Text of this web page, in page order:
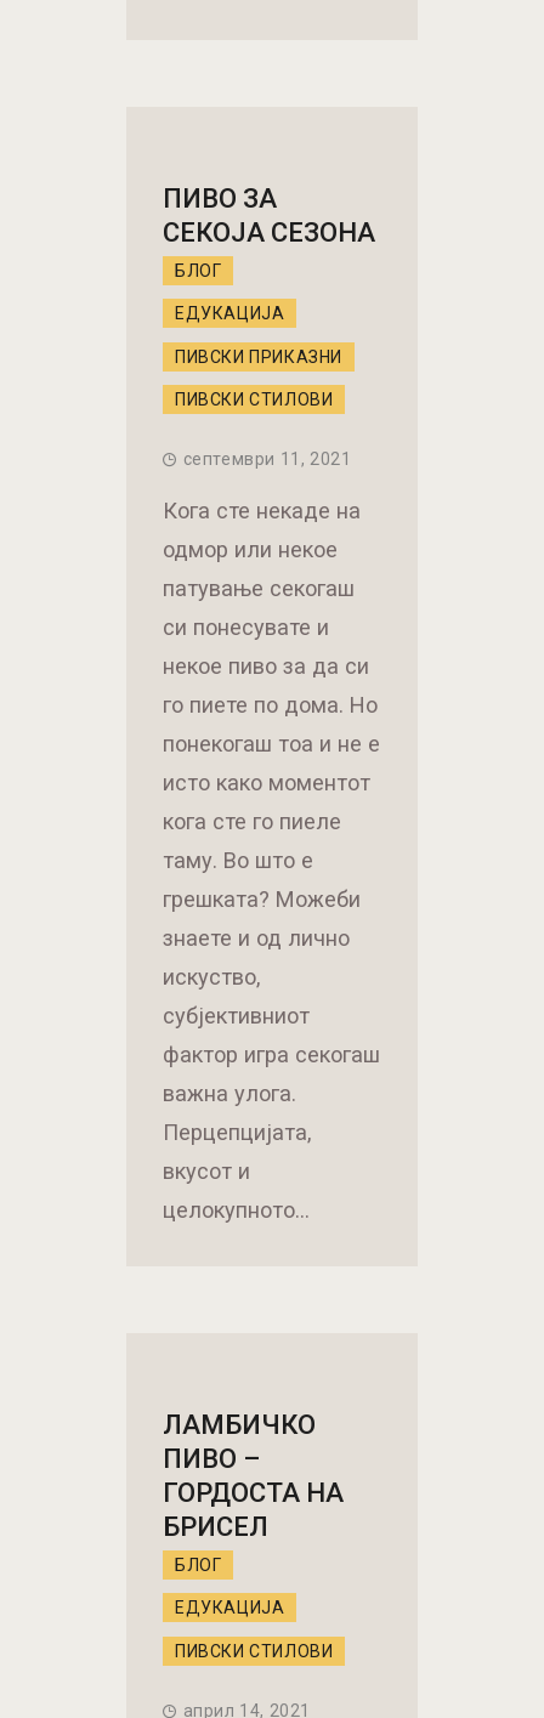
ПИВО ЗА
СЕКОЈА СЕЗОНА
БЛОГ
ЕДУКАЦИЈА
ПИВСКИ ПРИКАЗНИ
ПИВСКИ СТИЛОВИ
септември 11, 2021
Кога сте некаде на
одмор или некое
патување секогаш
си понесувате и
некое пиво за да си
го пиете по дома. Но
понекогаш тоа и не е
исто како моментот
кога сте го пиеле
таму. Во што е
грешката? Можеби
знаете и од лично
искуство,
субјективниот
фактор игра секогаш
важна улога.
Перцепцијата,
вкусот и
целокупното…
ЛАМБИЧКО
ПИВО –
ГОРДОСТА НА
БРИСЕЛ
БЛОГ
ЕДУКАЦИЈА
ПИВСКИ СТИЛОВИ
април 14, 2021